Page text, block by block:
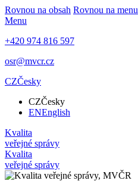
Rovnou na obsah Rovnou na menu
Menu
+420 974 816 597
osr@mvcr.cz
CZČesky
CZČesky
ENEnglish
Kvalita
veřejné správy
Kvalita
veřejné správy